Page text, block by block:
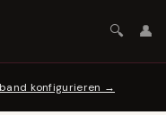
🔍 👤
konfigurieren →